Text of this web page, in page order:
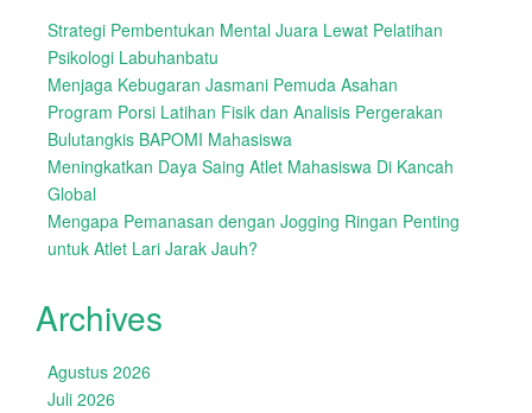
Strategi Pembentukan Mental Juara Lewat Pelatihan
Psikologi Labuhanbatu
Menjaga Kebugaran Jasmani Pemuda Asahan
Program Porsi Latihan Fisik dan Analisis Pergerakan
Bulutangkis BAPOMI Mahasiswa
Meningkatkan Daya Saing Atlet Mahasiswa Di Kancah
Global
Mengapa Pemanasan dengan Jogging Ringan Penting
untuk Atlet Lari Jarak Jauh?
Archives
Agustus 2026
Juli 2026